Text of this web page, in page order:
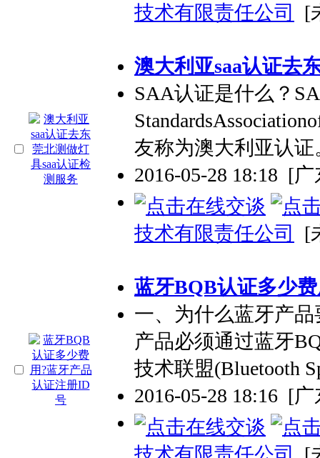
技术有限责任公司 [
澳大利亚saa认证去
SAA认证是什么？
友称为澳大利亚认证
2016-05-28 18:18 [广
技术有限责任公司 [
蓝牙BQB认证多少
一、为什么蓝牙产
产品必须通过蓝牙
技术联盟(Bluetooth
2016-05-28 18:16 [广